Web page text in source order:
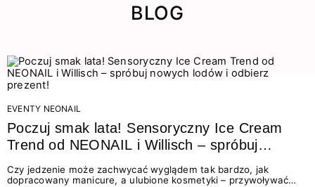
BLOG
EVENTY NEONAIL
Poczuj smak lata! Sensoryczny Ice Cream
Trend od NEONAIL i Willisch – spróbuj
nowych lodów i odbierz prezent!
Czy jedzenie może zachwycać wyglądem tak bardzo, jak
dopracowany manicure, a ulubione kosmetyki – przywoływać